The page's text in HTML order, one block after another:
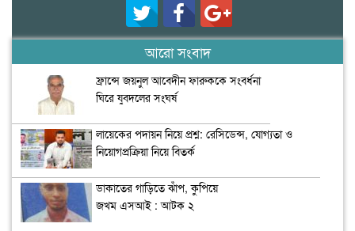
আরো সংবাদ
ফ্রান্সে জয়নুল আবেদীন ফারুককে সংবর্ধনা
ঘিরে যুবদলের সংঘর্ষ
লায়েকের পদায়ন নিয়ে প্রশ্ন: রেসিডেন্স, যোগ্যতা ও
নিয়োগপ্রক্রিয়া নিয়ে বিতর্ক
ডাকাতের গাড়িতে ঝাঁপ, কুপিয়ে
জখম এসআই : আটক ২